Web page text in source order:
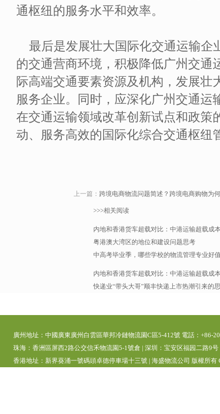
通枢纽的服务水平和效率。
最后是发展壮大国际化交通运输企
的交通营商环境，积极降低广州交通
际高端交通要素资源及机构，发展壮
服务企业。同时，应深化广州交通运
在交通运输领域改革创新试点和政策
动、服务高效的国际化综合交通枢纽
上一篇：跨境电商物流问题简述？跨境电商购物为
>>>相关阅读
内地和香港货车超载对比：中港运输超载成
粤港澳大湾区的地位和建设问题思考
中高考毕业季，哪些学校的物流管理专业好
内地和香港货车超载对比：中港运输超载成
快递业“带头大哥”顺丰快递上市热潮引来的
廣州地址：中國廣東廣州白雲區華邦冷鏈物流園C區5-412號 電話：+86-
珠海：香洲區屏西2路公交信禾物流園5-1號倉 | 深圳：宝安区福园二路9
香港地址：新界葵涌一號碼頭卓德停車場十三號 | 海盛物流公司 版權所有